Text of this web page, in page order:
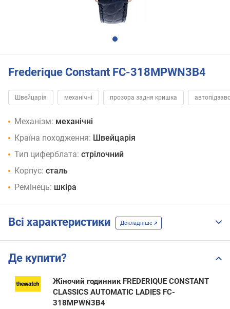
Frederique Constant FC-318MPWN3B4
Швейцарія механічні прозора задня кришка
Механізм: механічні
Країна походження: Швейцарія
Тип циферблата: стрілочний
Корпус: сталь
Ремінець: шкіра
Всі характеристики Докладніше
Де купити?
Жіночий годинник FREDERIQUE CONSTANT
CLASSICS AUTOMATIC LADIES FC-
318MPWN3B4